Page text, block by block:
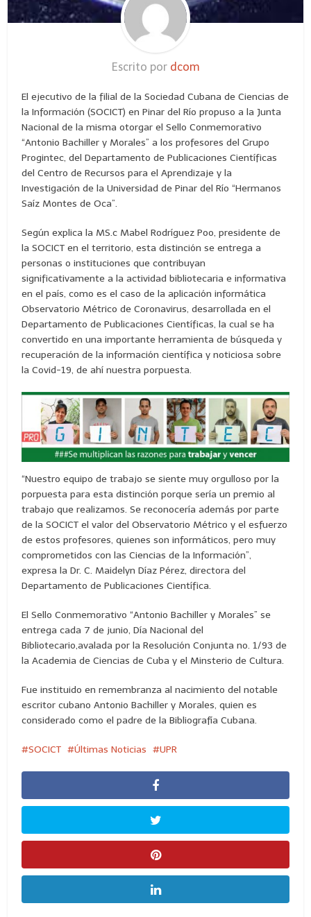
Escrito por dcom
El ejecutivo de la filial de la Sociedad Cubana de Ciencias de
la Información (SOCICT) en Pinar del Río propuso a la Junta
Nacional de la misma otorgar el Sello Conmemorativo
“Antonio Bachiller y Morales” a los profesores del Grupo
Progintec, del Departamento de Publicaciones Científicas
del Centro de Recursos para el Aprendizaje y la
Investigación de la Universidad de Pinar del Río “Hermanos
Saíz Montes de Oca”.
Según explica la MS.c Mabel Rodríguez Poo, presidente de
la SOCICT en el territorio, esta distinción se entrega a
personas o instituciones que contribuyan
significativamente a la actividad bibliotecaria e informativa
en el país, como es el caso de la aplicación informática
Observatorio Métrico de Coronavirus, desarrollada en el
Departamento de Publicaciones Científicas, la cual se ha
convertido en una importante herramienta de búsqueda y
recuperación de la información científica y noticiosa sobre
la Covid-19, de ahí nuestra porpuesta.
“Nuestro equipo de trabajo se siente muy orgulloso por la
porpuesta para esta distinción porque sería un premio al
trabajo que realizamos. Se reconocería además por parte
de la SOCICT el valor del Observatorio Métrico y el esfuerzo
de estos profesores, quienes son informáticos, pero muy
comprometidos con las Ciencias de la Información”,
expresa la Dr. C. Maidelyn Díaz Pérez, directora del
Departamento de Publicaciones Científica.
El Sello Conmemorativo “Antonio Bachiller y Morales” se
entrega cada 7 de junio, Día Nacional del
Bibliotecario,avalada por la Resolución Conjunta no. 1/93 de
la Academia de Ciencias de Cuba y el Minsterio de Cultura.
Fue instituido en remembranza al nacimiento del notable
escritor cubano Antonio Bachiller y Morales, quien es
considerado como el padre de la Bibliografía Cubana.
SOCICT Últimas Noticias UPR